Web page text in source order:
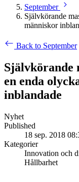
September
Självkörande
människor
Back to September
Självkörande
en enda
inblandade
Nyhet
Published
18 sep. 2018
Kategorier
Innovation och
Hållbarhet